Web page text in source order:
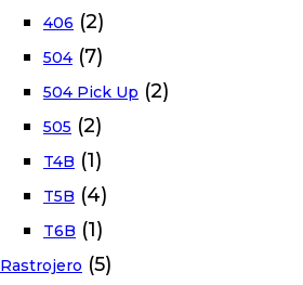
406 (2)
504 (7)
504 Pick Up (2)
505 (2)
T4B (1)
T5B (4)
T6B (1)
Rastrojero (5)